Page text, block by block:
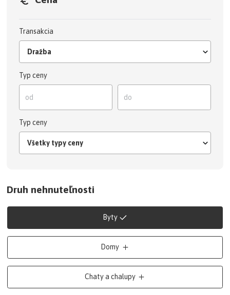
Transakcia
Dražba
Typ ceny
Typ ceny
Všetky typy ceny
Druh nehnuteľnosti
Byty
Domy
Chaty a chalupy